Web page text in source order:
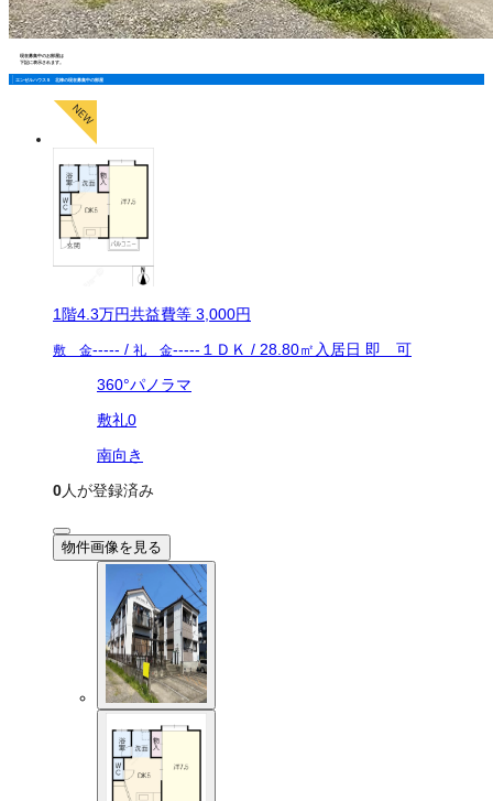
現在募集中のお部屋は
下記に表示されます。
エンゼルハウス５ 北棟の現在募集中の部屋
1階4.3万円共益費等 3,000円
敷 金----- / 礼 金----- １ＤＫ / 28.80㎡ 入居日 即 可
360°パノラマ
敷礼0
南向き
0人が登録済み
物件画像を見る